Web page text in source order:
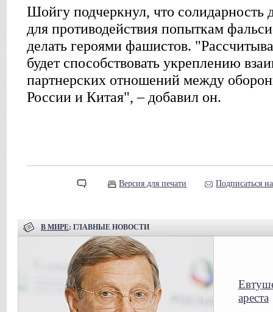
Шойгу подчеркнул, что солидарность
для противодействия попыткам
делать героями фашистов.
будет способствовать укреплению
партнерских отношений между
России и Китая", – добавил он.
Версия для печати Подписаться
В МИРЕ: ГЛАВНЫЕ НОВОСТИ
ареста